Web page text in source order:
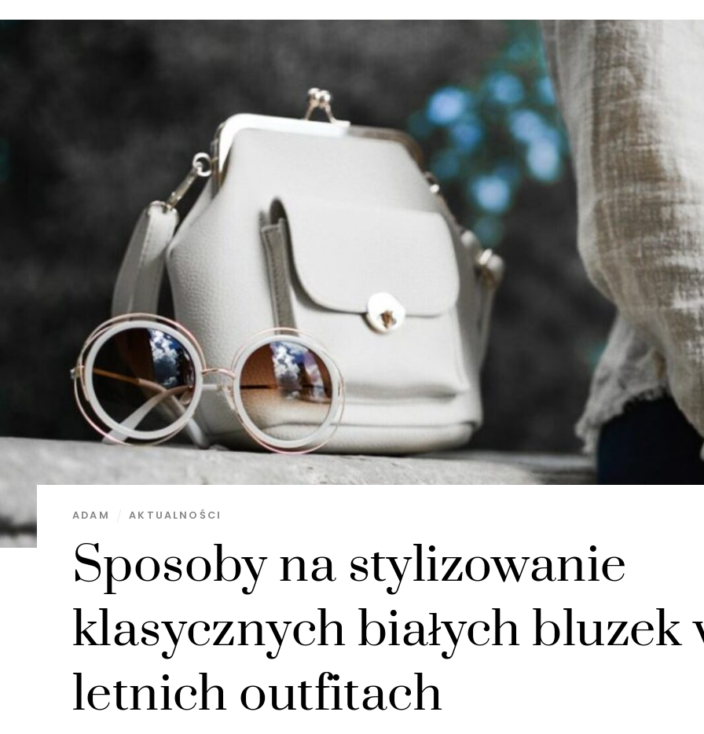
Sposoby na stylizowanie
klasycznych białych bluzek
letnich outfitach
ADAM AKTUALNOŚCI